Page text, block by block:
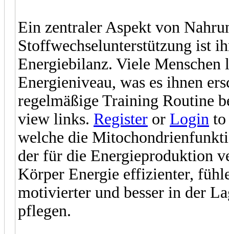
Ein zentraler Aspekt von
Stoffwechselunterstützung ist
Energiebilanz. Viele
Energieniveau, was es ihnen
regelmäßige Training Routine
view links. Register or Login to
welche die
der für die Energieproduktion
Körper Energie effizienter,
motivierter und besser in der
pflegen.